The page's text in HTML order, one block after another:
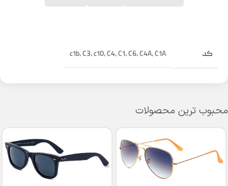
کد c1b,C3,c10,C4,C1,C6,C4A,C1A
محبوب ترین محصولات